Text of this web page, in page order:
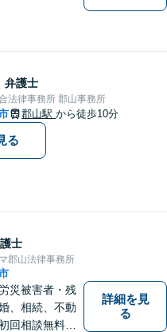
弁護士
法律事務所 郡山事務所
郡山駅 から徒歩10分
る
士
郡山法律事務所
災被害者・残
、相続、不動
回相談無料】
詳細を見
る